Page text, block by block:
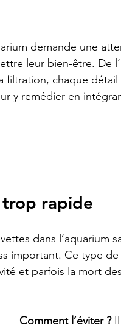
demande une
leur bien-être. De
filtration, chaque
y remédier en
trop rapide
dans l’aquarium
important. Ce type
et parfois la mort
Comment l’éviter ? Il